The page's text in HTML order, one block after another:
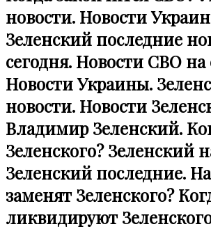
новости. Новости
Зеленский последние
сегодня. Новости СВО на
Новости Украины.
новости. Новости
Владимир Зеленский.
Зеленского? Зеленский
Зеленский последние.
заменят Зеленского?
ликвидируют